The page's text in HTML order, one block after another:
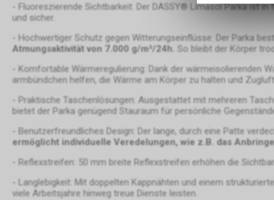
- Fluoreszierende Sichtbarkeit: Der DASSY® Limasol Parka ist
und sicher.
- Hochwertiger Schutz gegen Witterungseinflüsse: Der Parka
Atmungsaktivität von 7.000 g/m²/24h. So bleibt der Körper
- Komfortable Wärmeregulierung: Dank der wärmeisolierenden
armbündchen helfen, die Wärme am Körper zu halten und
- Praktische Taschenlösungen: Ausgestattet mit mehreren
bietet der Parka genügend Stauraum für persönliche
- Benutzerfreundliches Design: Der lange, durch eine Patte
ermöglicht individuelle Veredelungen, wie z.B. das
- Reflexstreifen: 50 mm breite Reflexstreifen erhöhen die
- Langlebigkeit: Mit doppelten Kappnähten und einem
viele Arbeitsjahre hinweg treue Dienste leisten.